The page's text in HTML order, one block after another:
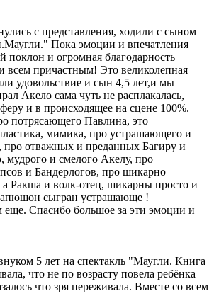
с представления, ходили с сыном
Пока эмоции и впечатления
и огромная благодарность
всем причастным! Это великолепная
удовольствие и сын 4,5 лет,и мы
Акело сама чуть не расплакалась,
и в происходящее на сцене 100%.
потрясающего Павлина, это
мимика, про устрашающего и
отважных и преданных Багиру и
мудрого и смелого Акелу, про
и Бандерлогов, про шикарно
Ракша и волк-отец, шикарны просто и
сыгран устрашающе !
еще. Спасибо большое за эти эмоции и
5 лет на спектакль "Маугли. Книга
что не по возрасту повела ребёнка
что зря переживала. Вместе со всем